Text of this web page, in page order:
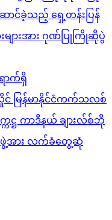
ာင်ခဲ့သည့် ရှေ့တန်းပြန်
များအား ဂုဏ်ပြုကြိုဆိုပွဲ
ာက်ရှိ
င် မြန်မာနိုင်ငံကက်သလစ်
ဋ္ဌ ကာဒီနယ် ချားလ်စ်ဘို
ဖွဲ့အား လက်ခံတွေ့ဆုံ